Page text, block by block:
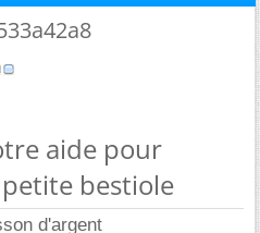
aide pour
bestiole
d'argent